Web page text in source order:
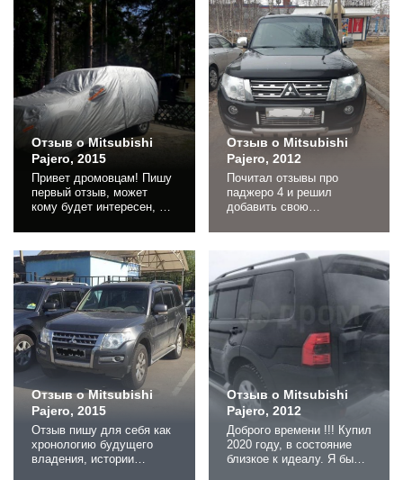
или обменять на более
свежего паджеру и пошли
вопросы ( в большинстве
дам ) что и как с
машиной. Как доходит
вопрос до аппетита
бесседа заканчивается.
Последняя...
эту модель,
присматриваю тойоту, но
вышло иначе. Это моё
личное мнение об
автомобиле, я не
претендую на звание
большого эксперта, нет
цели принизить другие
модели...
Отзыв о Mitsubishi
Pajero, 2015
Привет дромовцам! Пишу
первый отзыв, может
кому будет интересен, не
1983г. за это время было
у меня 25 авто разных
марок. Хочу написать
отзыв об эксплуатации
уже второго Паджеро 4
(сейчас у меня
рейсталинг
2015г.),который был
куплен моим другом в
марте 2016 г. в салоне. Я
Отзыв о Mitsubishi
Pajero, 2012
Почитал отзывы про
паджеро 4 и решил
добавить свою
верного красавца в 2012г.
новым из салона,
комплектация
предмаксимальная, 178
л/с, бензин. Выбирал из
2х авто.:Тойота Прадик и
Паджерик, в одной
ценовой категории. Прадо
с тряпочным салоном, с
очень дешевым
пластиком, с...
Отзыв о Mitsubishi
Pajero, 2015
Отзыв пишу для себя как
хронологию будущего
владения, истории
Отзыв о Mitsubishi
Pajero, 2012
Доброго времени !!! Купил
2020 году, в состояние
близкое к идеалу. Я был